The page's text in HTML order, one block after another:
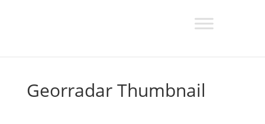
Georradar Thumbnail